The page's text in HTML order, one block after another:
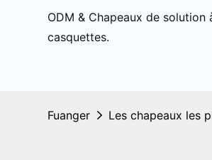
ODM & Chapeaux de solution
casquettes.
Fuanger Les chapeaux les